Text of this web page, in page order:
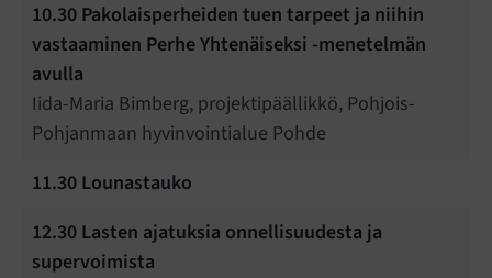
10.30 Pakolaisperheiden tuen tarpeet ja niihin
vastaaminen Perhe Yhtenäiseksi -menetelmän
avulla
Iida-Maria Bimberg, projektipäällikkö, Pohjois-
Pohjanmaan hyvinvointialue Pohde
11.30 Lounastauko
12.30 Lasten ajatuksia onnellisuudesta ja
supervoimista